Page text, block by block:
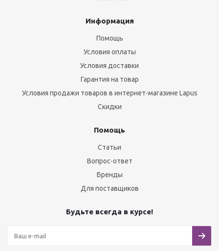
Информация
Помощь
Условия оплаты
Условия доставки
Гарантия на товар
Условия продажи товаров в интернет-магазине Lapus
Скидки
Помощь
Статьи
Вопрос-ответ
Бренды
Для поставщиков
Будьте всегда в курсе!